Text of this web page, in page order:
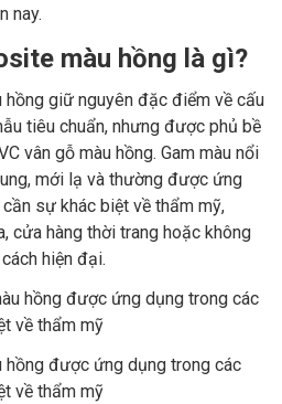
nay.
màu hồng là gì?
giữ nguyên đặc điểm về cấu
tiêu chuẩn, nhưng được phủ bề
vân gỗ màu hồng. Gam màu nổi
mới lạ và thường được ứng
sự khác biệt về thẩm mỹ,
cửa hàng thời trang hoặc không
hiện đại.
được ứng dụng trong các
về thẩm mỹ